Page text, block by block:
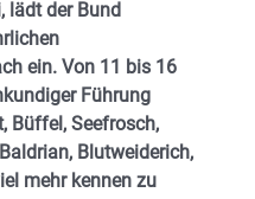
lädt der Bund
ein. Von 11 bis 16
Führung
Büffel, Seefrosch,
Blutweiderich,
mehr kennen zu